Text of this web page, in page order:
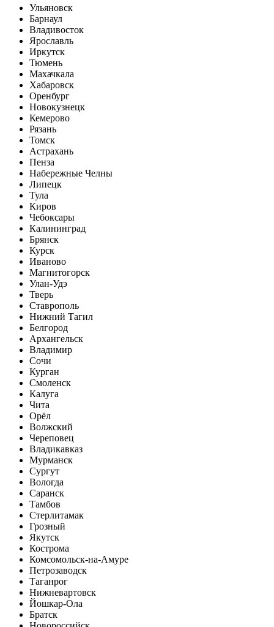
Ульяновск
Барнаул
Владивосток
Ярославль
Иркутск
Тюмень
Махачкала
Хабаровск
Оренбург
Новокузнецк
Кемерово
Рязань
Томск
Астрахань
Пенза
Набережные Челны
Липецк
Тула
Киров
Чебоксары
Калининград
Брянск
Курск
Иваново
Магнитогорск
Улан-Удэ
Тверь
Ставрополь
Нижний Тагил
Белгород
Архангельск
Владимир
Сочи
Курган
Смоленск
Калуга
Чита
Орёл
Волжский
Череповец
Владикавказ
Мурманск
Сургут
Вологда
Саранск
Тамбов
Стерлитамак
Грозный
Якутск
Кострома
Комсомольск-на-Амуре
Петрозаводск
Таганрог
Нижневартовск
Йошкар-Ола
Братск